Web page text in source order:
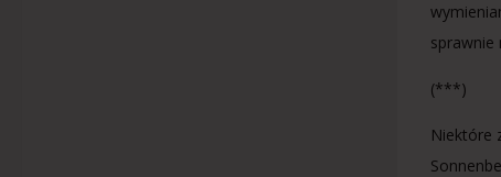
sprawnie
(***)
Niektóre